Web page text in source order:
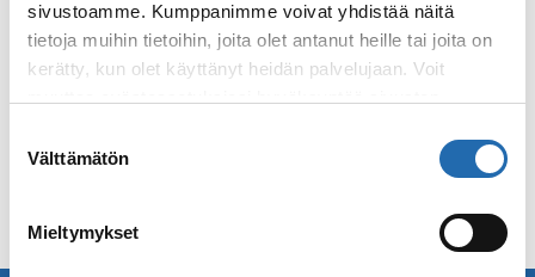
sivustoamme. Kumppanimme voivat yhdistää näitä
tietoja muihin tietoihin, joita olet antanut heille tai joita on
kerätty, kun olet käyttänyt heidän palvelujaan. Voit
valinta
Välttämätön
Mieltymykset
Vieraile Senckenberghin luonnontieteellisessä
museossa